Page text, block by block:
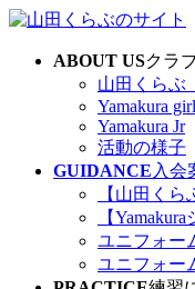
コ
ナ
ABOUT USクラ
山田くらぶ
Yamakura
Yamakura Jr
活動の様子
GUIDANCE 入会
【山田く
【
ユニフォー
ユニフォー